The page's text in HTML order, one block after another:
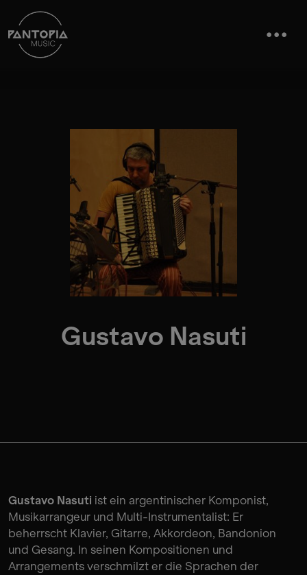
Gustavo Nasuti
Gustavo Nasuti ist ein argentinischer Komponist,
Musikarrangeur und Multi-Instrumentalist: Er
beherrscht Klavier, Gitarre, Akkordeon, Bandonion
und Gesang. In seinen Kompositionen und
Arrangements verschmilzt er die Sprachen der